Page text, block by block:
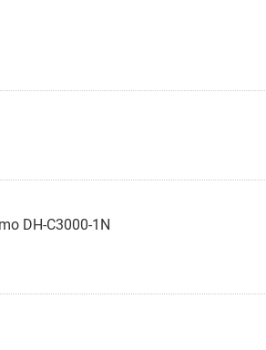
DH-C3000-1N